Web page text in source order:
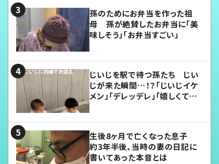
孫のためにお弁当を作った祖
母 孫が絶賛したお弁当に「美
味しそう」「お弁当すごい」
じいじを駅で待つ孫たち じい
じが来た瞬間…！？「じいじイケ
メン」「デレッデレ」「嬉しくて可
生後8ヶ月で亡くなった息子
約3年半後、当時の妻の日記に
書いてあった本音とは